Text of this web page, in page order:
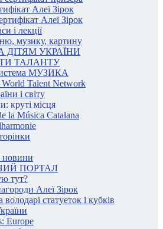
Алеї Зірок
Алеї Зірок
і лекції
музику, картину
ДІТЯМ УКРАЇНИ
ТАЛАНТУ
МУЗИКА
Talent Network
і світу
круті місця
la Música Catalana
новини
ПОРТАЛ
тут?
Алеї Зірок
володарі статуеток і кубків
Europe